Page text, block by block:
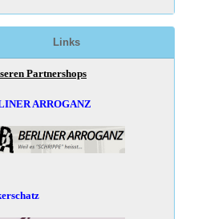
Links
Partnershops
ARROGANZ